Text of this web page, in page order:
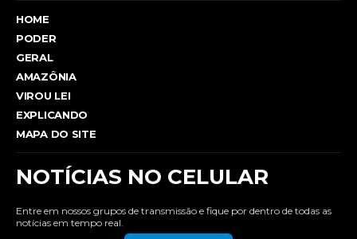
HOME
PODER
GERAL
AMAZÔNIA
VIROU LEI
EXPLICANDO
MAPA DO SITE
NOTÍCIAS NO CELULAR
Entre em nossos grupos de transmissão e fique por dentro de todas as
notícias em tempo real.